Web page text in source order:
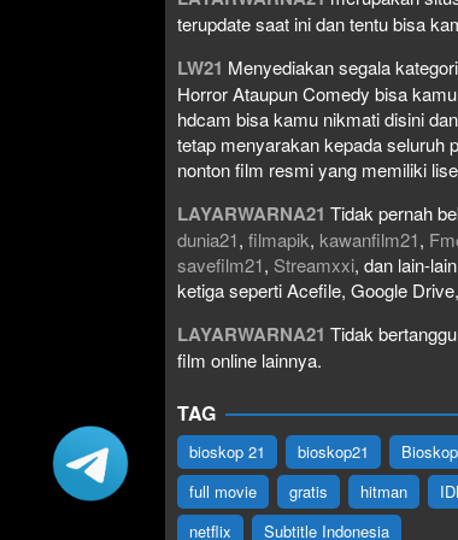
terupdate saat ini dan tentu bisa
LW21 Menyediakan segala
Horror Ataupun Comedy bisa
hdcam bisa kamu nikmati disini
tetap menyarakan kepada seluruh
nonton film resmi yang memiliki
LAYARWARNA21 Tidak pernah
dunia21, filmapik, kawanfilm21,
savefilm21, Streamxxi, dan lain-
ketiga seperti Acefile, Google
LAYARWARNA21 Tidak
film online lainnya.
TAG
bioskop 21 bioskop21
full movie
gratis hitman
netflix
Subtitle Indonesia